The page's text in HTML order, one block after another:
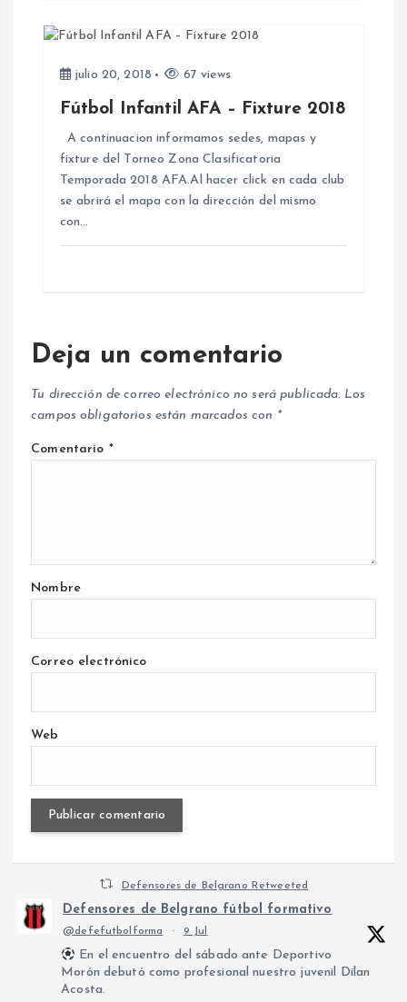
julio 20, 2018 67 views
Fútbol Infantil AFA – Fixture 2018
A continuacion informamos sedes, mapas y
fixture del Torneo Zona Clasificatoria
Temporada 2018 AFA.Al hacer click en cada club
se abrirá el mapa con la dirección del mismo
con…
Deja un comentario
Tu dirección de correo electrónico no será publicada. Los
campos obligatorios están marcados con *
Comentario *
Nombre
Correo electrónico
Web
Defensores de Belgrano Retweeted
Defensores de Belgrano fútbol formativo
@defefutbolforma · 9 Jul
En el encuentro del sábado ante Deportivo
Morón debutó como profesional nuestro juvenil Dilan
Acosta.